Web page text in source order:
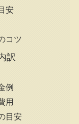
安
コツ
訳
例
用
目安